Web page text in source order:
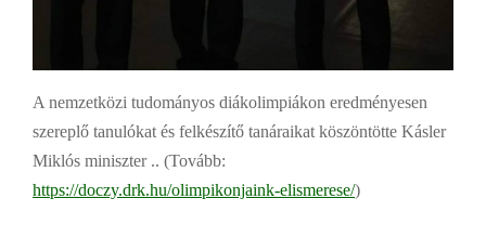
A nemzetközi tudományos diákolimpiákon eredményesen
szereplő tanulókat és felkészítő tanáraikat köszöntötte Kásler
Miklós miniszter .. (Tovább:
https://doczy.drk.hu/olimpikonjaink-elismerese/)